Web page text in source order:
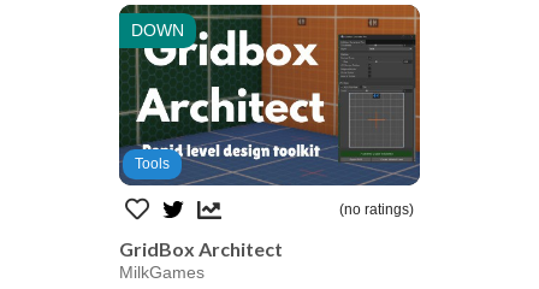
DOWN
Tools
(no ratings)
GridBox Architect
MilkGames